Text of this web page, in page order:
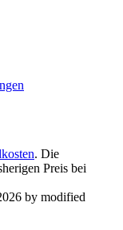
. Die
Preis bei
by modified